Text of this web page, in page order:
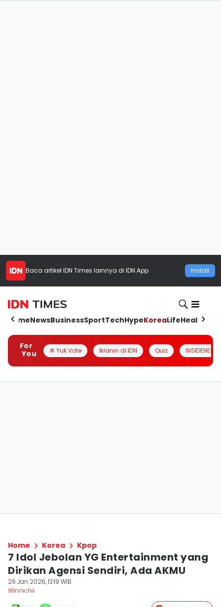
Baca artikel IDN Times lainnya di IDN App Install
HomeNewsBusinessSportTechHypeKoreaLifeHealth
For
You
# Yuk Vote Iklanin di IDN Quiz INSIDENESIA
Home Korea Kpop
7 Idol Jebolan YG Entertainment yang
Dirikan Agensi Sendiri, Ada AKMU
26 Jan 2026, 13:19 WIB
Winnichii